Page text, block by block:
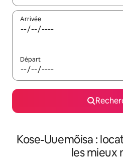
Arrivée
Départ
Kose-Uuemõisa :
les mieux